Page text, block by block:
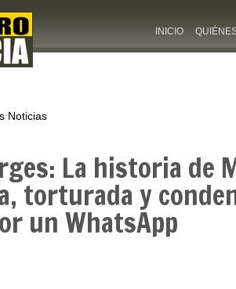
INICIO
Noticias
La historia de
torturada y
un WhatsApp